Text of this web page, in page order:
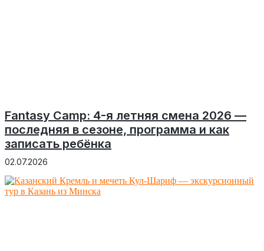
Fantasy Camp: 4-я летняя смена 2026 —
последняя в сезоне, программа и как
записать ребёнка
02.07.2026